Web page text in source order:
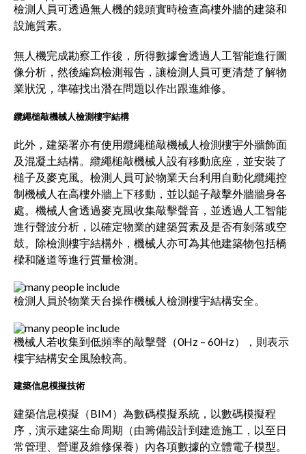
檢測人員可透過無人機的鏡頭實時檢查高樓外牆的建築和
設施質素。
無人機完成勘察工作後，所得數據會透過人工智能進行圖
像分析，然後編寫檢測報告，讓檢測人員可更清楚了解物
業狀況，準確找出潛在問題以作出跟進維修。
纜繩槌敲機械人檢測樓宇結構
此外，建築署亦有使用纜繩槌敲機械人檢測樓宇外牆飾面
及混凝土結構。纜繩槌敲機械人設有移動底座，並安裝了
槌子及麥克風。檢測人員可於物業天台利用自動化纜繩控
制機械人在高樓外牆上下移動，並以鎚子敲擊外牆牆身各
處。機械人會透過麥克風收集敲擊聲音，並透過人工智能
進行聲波分析，以確定物業的建築質素及是否有剝落或空
鼓。除檢測樓宇結構外，機械人亦可為其他建築物包括橋
樑和隧道等進行質量檢測。
檢測人員於物業天台操作機械人檢測樓宇結構安全。
機械人若收集到低頻率的敲擊聲（0Hz – 60Hz），則表示
樓宇結構安全風險較高。
建築信息模擬技術
建築信息模擬（BIM）為數碼模擬系統，以數碼模擬程
序，演示建築生命周期（由籌備設計到建造施工，以至日
常管理、營運及維修保養）內各項數據的立體電子模型。